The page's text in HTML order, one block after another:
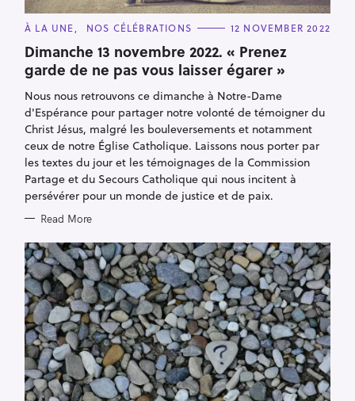
C
T
E
G
O
R
I
E
S
À LA UNE NOS CÉLÉBRATIONS 12 NOVEMBER 2022
Dimanche 13 novembre 2022. « Prenez
garde de ne pas vous laisser égarer »
Nous nous retrouvons ce dimanche à Notre-Dame
d'Espérance pour partager notre volonté de témoigner du
Christ Jésus, malgré les bouleversements et notamment
ceux de notre Église Catholique. Laissons nous porter par
les textes du jour et les témoignages de la Commission
Partage et du Secours Catholique qui nous incitent à
persévérer pour un monde de justice et de paix.
Read More